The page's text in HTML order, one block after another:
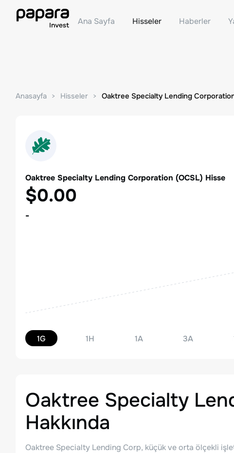
Ana Sayfa Hisseler Haberler
Anasayfa Hisseler Oaktree Specialty Lending
Oaktree Specialty Lending Corporation (OCSL) Hisse
$0.00
-
1G 1H 1A 3A
Oaktree Specialty
Hakkında
Oaktree Specialty Lending Corp, küçük ve orta ölçekli